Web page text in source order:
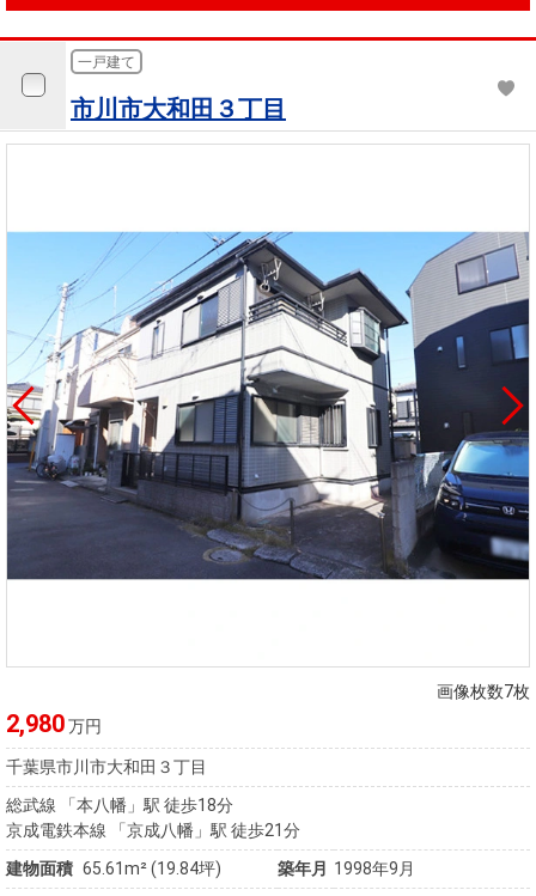
一戸建て
市川市大和田３丁目
画像枚数7枚
2,980万円
千葉県市川市大和田３丁目
総武線 「本八幡」駅 徒歩18分
京成電鉄本線 「京成八幡」駅 徒歩21分
建物面積 65.61m² (19.84坪) 築年月
1998年9月